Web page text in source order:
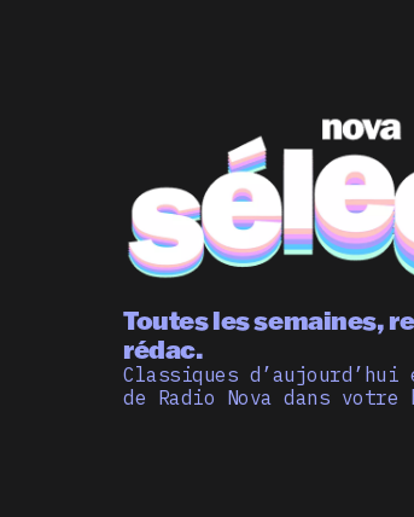
Toutes les semaines,
rédac.
Classiques
de Radio Nova dans